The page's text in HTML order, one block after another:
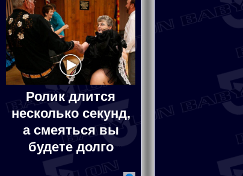
Ролик длится
несколько секунд,
а смеяться вы
будете долго